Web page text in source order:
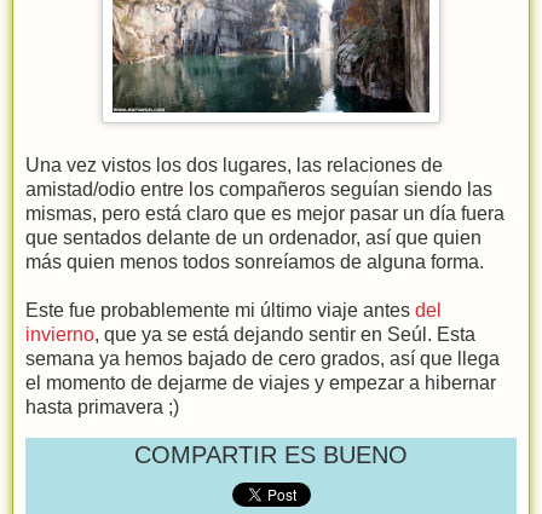
Una vez vistos los dos lugares, las relaciones de
amistad/odio entre los compañeros seguían siendo las
mismas, pero está claro que es mejor pasar un día fuera
que sentados delante de un ordenador, así que quien
más quien menos todos sonreíamos de alguna forma.
Este fue probablemente mi último viaje antes del
invierno, que ya se está dejando sentir en Seúl. Esta
semana ya hemos bajado de cero grados, así que llega
el momento de dejarme de viajes y empezar a hibernar
hasta primavera ;)
COMPARTIR ES BUENO